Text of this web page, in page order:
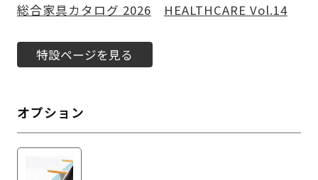
総合家具カタログ 2026 HEALTHCARE Vol.14
特設ページを見る
オプション